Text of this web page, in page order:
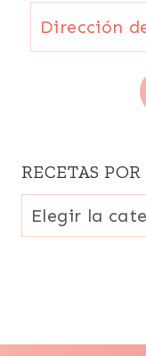
Dirección
de
RECETAS
Recetas
por